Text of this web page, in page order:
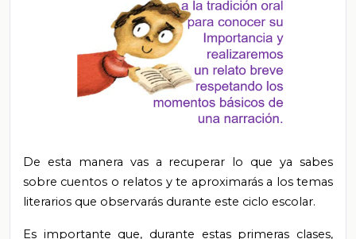
De esta manera vas a recuperar lo que ya sabes
sobre cuentos o relatos y te aproximarás a los temas
literarios que observarás durante este ciclo escolar.
Es importante que, durante estas primeras clases,